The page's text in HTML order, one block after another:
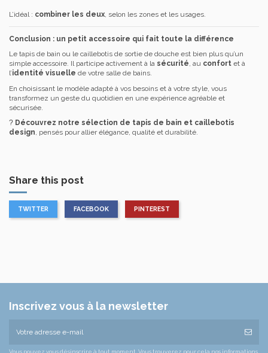
L’idéal : combiner les deux , selon les zones et les usages.
Conclusion : un petit accessoire qui fait toute la différence
Le tapis de bain ou le caillebotis de sortie de douche est bien plus qu’un
simple accessoire. Il participe activement à la sécurité, au confort et à
l’identité visuelle de votre salle de bains.
En choisissant le modèle adapté à vos besoins et à votre style, vous
transformez un geste du quotidien en une expérience agréable et
sécurisée.
? Découvrez notre sélection de tapis de bain et caillebotis
design, pensés pour allier élégance, qualité et durabilité.
Share this post
TWITTER FACEBOOK PINTEREST
Inscrivez vous à la newsletter
Vous pouvez vous désinscrire à tout moment. Vous trouverez pour cela nos informations